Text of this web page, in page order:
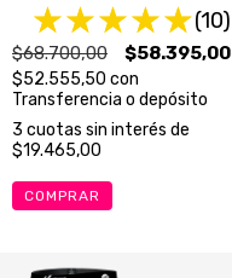
(10)
$68.700,00 $58.395,00
$52.555,50 con
Transferencia o depósito
3 cuotas sin interés de
$19.465,00
COMPRAR